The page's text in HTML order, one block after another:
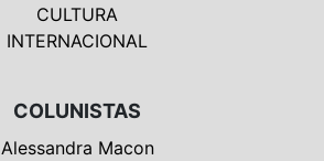
CULTURA
INTERNACIONAL
COLUNISTAS
Alessandra Macon